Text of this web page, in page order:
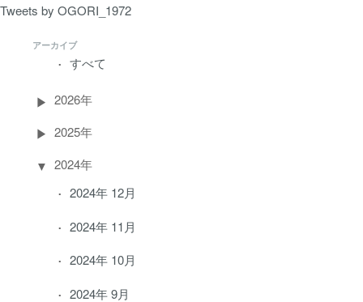
Tweets by OGORI_1972
アーカイブ
すべて
2026年
2025年
2024年
2024年 12月
2024年 11月
2024年 10月
2024年 9月